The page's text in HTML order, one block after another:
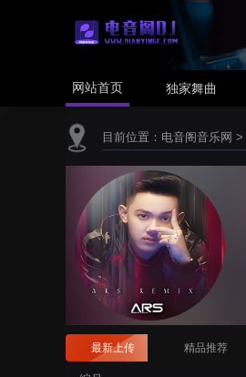
网站首页 独家舞曲
目前位置： 电音阁音乐网 >
最新上传 精品推荐